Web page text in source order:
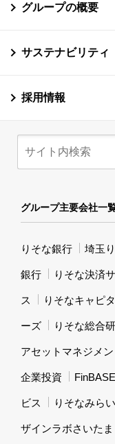
グループの概要
サステナビリティ
採用情報
グループ主要会社一
りそな銀行 埼玉
銀行 りそな決済
ス りそなキャピ
ーズ りそな総合
アセットマネジメン
企業投資 FinBASE
ビス りそなみら
ザインラボさいたま